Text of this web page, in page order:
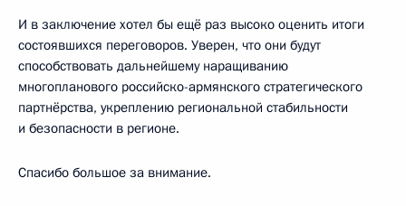
И в заключение хотел бы ещё раз высоко оценить итоги
состоявшихся переговоров. Уверен, что они будут
способствовать дальнейшему наращиванию
многопланового российско-армянского стратегического
партнёрства, укреплению региональной стабильности
и безопасности в регионе.
Спасибо большое за внимание.